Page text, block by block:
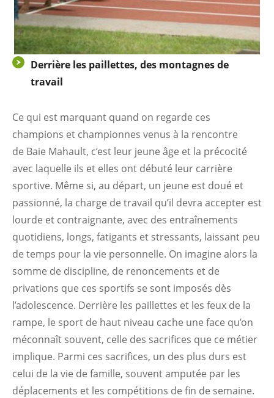
Derrière les paillettes, des montagnes de
travail
Ce qui est marquant quand on regarde ces
champions et championnes venus à la rencontre
de Baie Mahault, c’est leur jeune âge et la précocité
avec laquelle ils et elles ont débuté leur carrière
sportive. Même si, au départ, un jeune est doué et
passionné, la charge de travail qu’il devra accepter est
lourde et contraignante, avec des entraînements
quotidiens, longs, fatigants et stressants, laissant peu
de temps pour la vie personnelle. On imagine alors la
somme de discipline, de renoncements et de
privations que ces sportifs se sont imposés dès
l’adolescence. Derrière les paillettes et les feux de la
rampe, le sport de haut niveau cache une face qu’on
méconnaît souvent, celle des sacrifices que ce métier
implique. Parmi ces sacrifices, un des plus durs est
celui de la vie de famille, souvent amputée par les
déplacements et les compétitions de fin de semaine.